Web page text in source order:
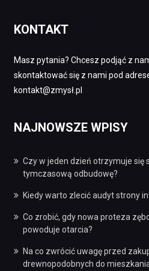
KONTAKT
Masz pytania? Chcesz podjąć z
skontaktować się z nami pod
kontakt@zmysł.pl
NAJNOWSZE WPISY
Czy w jeden dzień otrzymuje się
tymczasową odbudowę?
Kiedy warto zlecić audyt strony
Co zrobić, gdy nowa proteza
powoduje otarcia?
Na co zwrócić uwagę przed
drewnopodobnych do